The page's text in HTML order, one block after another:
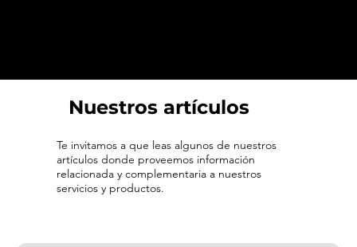
Nuestros artículos
Te invitamos a que leas algunos de nuestros
artículos donde proveemos información
relacionada y complementaria a nuestros
servicios y productos.